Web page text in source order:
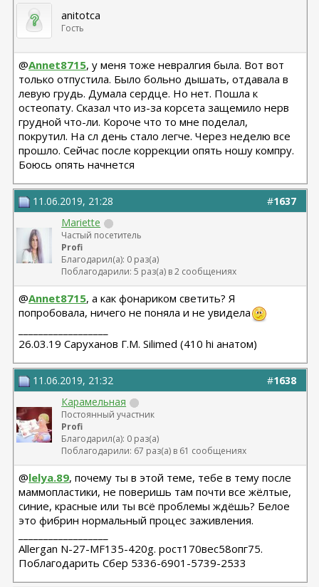
anitotca
Гость
@Annet8715, у меня тоже невралгия была. Вот вот
только отпустила. Было больно дышать, отдавала в
левую грудь. Думала сердце. Но нет. Пошла к
остеопату. Сказал что из-за корсета защемило нерв
грудной что-ли. Короче что то мне поделал,
покрутил. На сл день стало легче. Через неделю все
прошло. Сейчас после коррекции опять ношу компру.
Боюсь опять начнется
#1637
11.06.2019, 21:28
Mariette
Частый посетитель
Profi
Благодарил(а): 0 раз(а)
Поблагодарили: 5 раз(а) в 2 сообщениях
@Annet8715, а как фонариком светить? Я
попробовала, ничего не поняла и не увидела
26.03.19 Саруханов Г.М. Silimed (410 hi анатом)
#1638
11.06.2019, 21:32
Карамельная
Постоянный участник
Profi
Благодарил(а): 0 раз(а)
Поблагодарили: 67 раз(а) в 61 сообщениях
@lelya.89, почему ты в этой теме, тебе в тему после
маммопластики, не поверишь там почти все жёлтые,
синие, красные или ты всё проблемы ждёшь? Белое
это фибрин нормальный процес заживления.
Allergan N-27-MF135-420g. рост170вес58опг75.
Поблагодарить Сбер 5336-6901-5739-2533